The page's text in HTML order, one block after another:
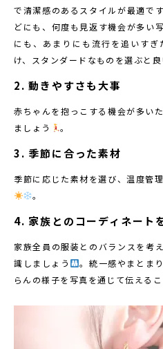
で清潔感のあるスタイルが最適で
どにも、何度も見返す機会が多い
にも、あまりにも流行を追いす
け、スタンダードなものを選ぶと
2. 動きやすさも大事
赤ちゃんを抱っこする機会が多い
ましょう
。
3. 季節に合った素材
季節に応じた素材を選び、温度管
。
4. 家族とのコーディネート
家族全員の服装とのバランスを考
識しましょう
。統一感やまとま
らんの様子を写真を通じて伝えるこ